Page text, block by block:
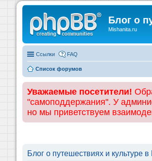
Блог о
Mishanita.ru
Ссылки FAQ
Список форумов
Уважаемые посетители!
"самоподдержания". У
но мы приветствуем
Блог о путешествиях и культуре